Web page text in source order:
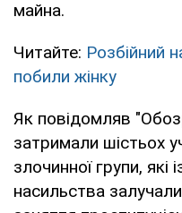
майна.
Читайте: Розбійний
побили жінку
Як повідомляв
затримали шістьох
злочинної групи, які
насильства